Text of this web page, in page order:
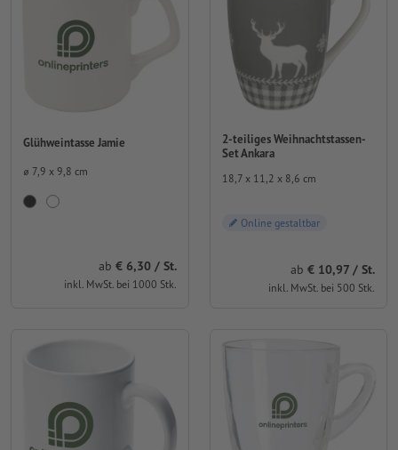
Glühweintasse Jamie
⌀ 7,9 x 9,8 cm
ab 6,30 / St.
inkl. MwSt. bei 1000 Stk.
2-teiliges Weihnachtstassen-
Set Ankara
18,7 x 11,2 x 8,6 cm
Online gestaltbar
ab 10,97 / St.
inkl. MwSt. bei 500 Stk.